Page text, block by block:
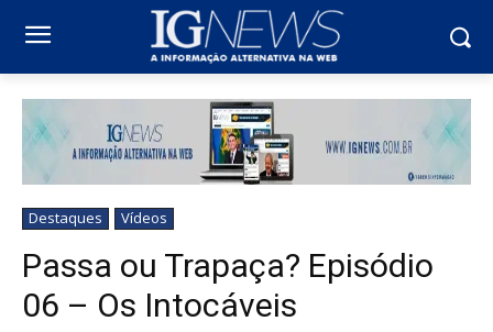
Destaques Vídeos
Passa ou Trapaça? Episódio
06 – Os Intocáveis